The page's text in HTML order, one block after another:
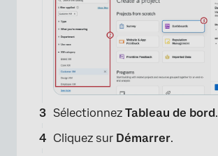
Sélectionnez Tableau de bord.
Cliquez sur Démarrer.